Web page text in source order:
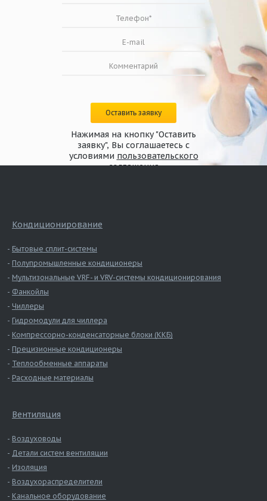
Оставить заявку
Нажимая на кнопку "Оставить
заявку", Вы соглашаетесь с
условиями пользовательского
соглашения
Кондиционирование
Бытовые сплит-системы
Полупромышленные кондиционеры
Мультизональные VRF- и VRV-системы кондиционирования
Фанкойлы
Чиллеры
Гидромодули для чиллера
Компрессорно-конденсаторные блоки (ККБ)
Прецизионные кондиционеры
Теплообменные аппараты
Расходные материалы
Вентиляция
Воздуховоды
Детали систем вентиляции
Изоляция
Воздухораспределители
Канальное оборудование